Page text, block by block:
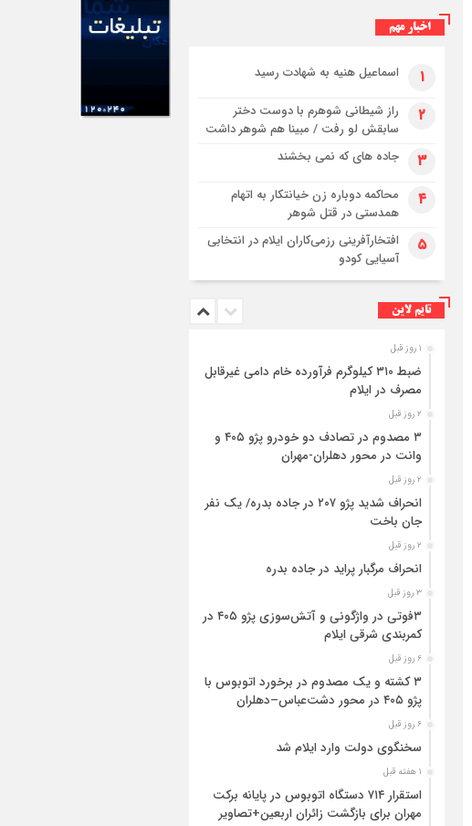
اخبار مهم
۱ اسماعیل هنیه به شهادت رسید
۲
راز شیطانی شوهرم با دوست دختر
سابقش لو رفت / مبینا هم شوهر داشت
۳ جاده های که نمی بخشند
۴
محاکمه دوباره زن خیانتکار به اتهام
همدستی در قتل شوهر
۵
افتخارآفرینی رزمی‌کاران ایلام در انتخابی
آسیایی کودو
تایم لاین
۱ روز قبل
ضبط ۳۱۰ کیلوگرم فرآورده خام دامی غیرقابل
مصرف در ایلام
۲ روز قبل
۳ مصدوم در تصادف دو خودرو پژو ۴۰۵ و
وانت در محور دهلران-مهران
۲ روز قبل
انحراف شدید پژو ۲۰۷ در جاده بدره/ یک نفر
جان باخت
۲ روز قبل
انحراف مرگبار پراید در جاده بدره
۳ روز قبل
۳فوتی در واژگونی و آتش‌سوزی پژو ۴۰۵ در
کمربندی شرقی ایلام
۶ روز قبل
۳ کشته و یک مصدوم در برخورد اتوبوس با
پژو ۴۰۵ در محور دشت‌عباس–دهلران
۶ روز قبل
سخنگوی دولت وارد ایلام شد
۱ هفته قبل
استقرار ۷۱۴ دستگاه اتوبوس در پایانه برکت
مهران برای بازگشت زائران اربعین+تصاویر